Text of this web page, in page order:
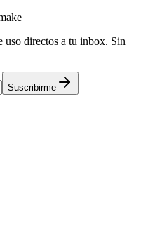
uso directos a tu inbox. Sin
Suscribirme